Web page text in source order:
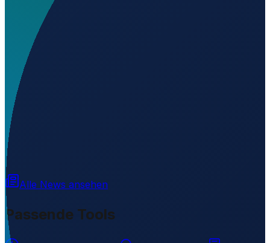
Wird geladen...
Alle News ansehen
Passende Tools